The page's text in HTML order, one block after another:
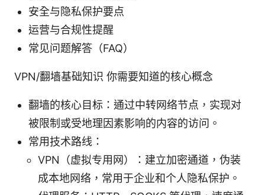
安全与隐私保护要点
运营与合规性提醒
常见问题解答（FAQ）
VPN/翻墙基础知识 你需要知道的核心概念
翻墙的核心目标：通过中转网络节点，实现对
被限制或受地理因素影响的内容的访问。
常用技术路线：
VPN（虚拟专用网）：建立加密通道，伪装
成本地网络，常用于企业和个人隐私保护。